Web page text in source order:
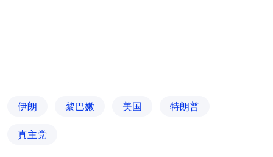
伊朗 黎巴嫩 美国 特朗普
真主党